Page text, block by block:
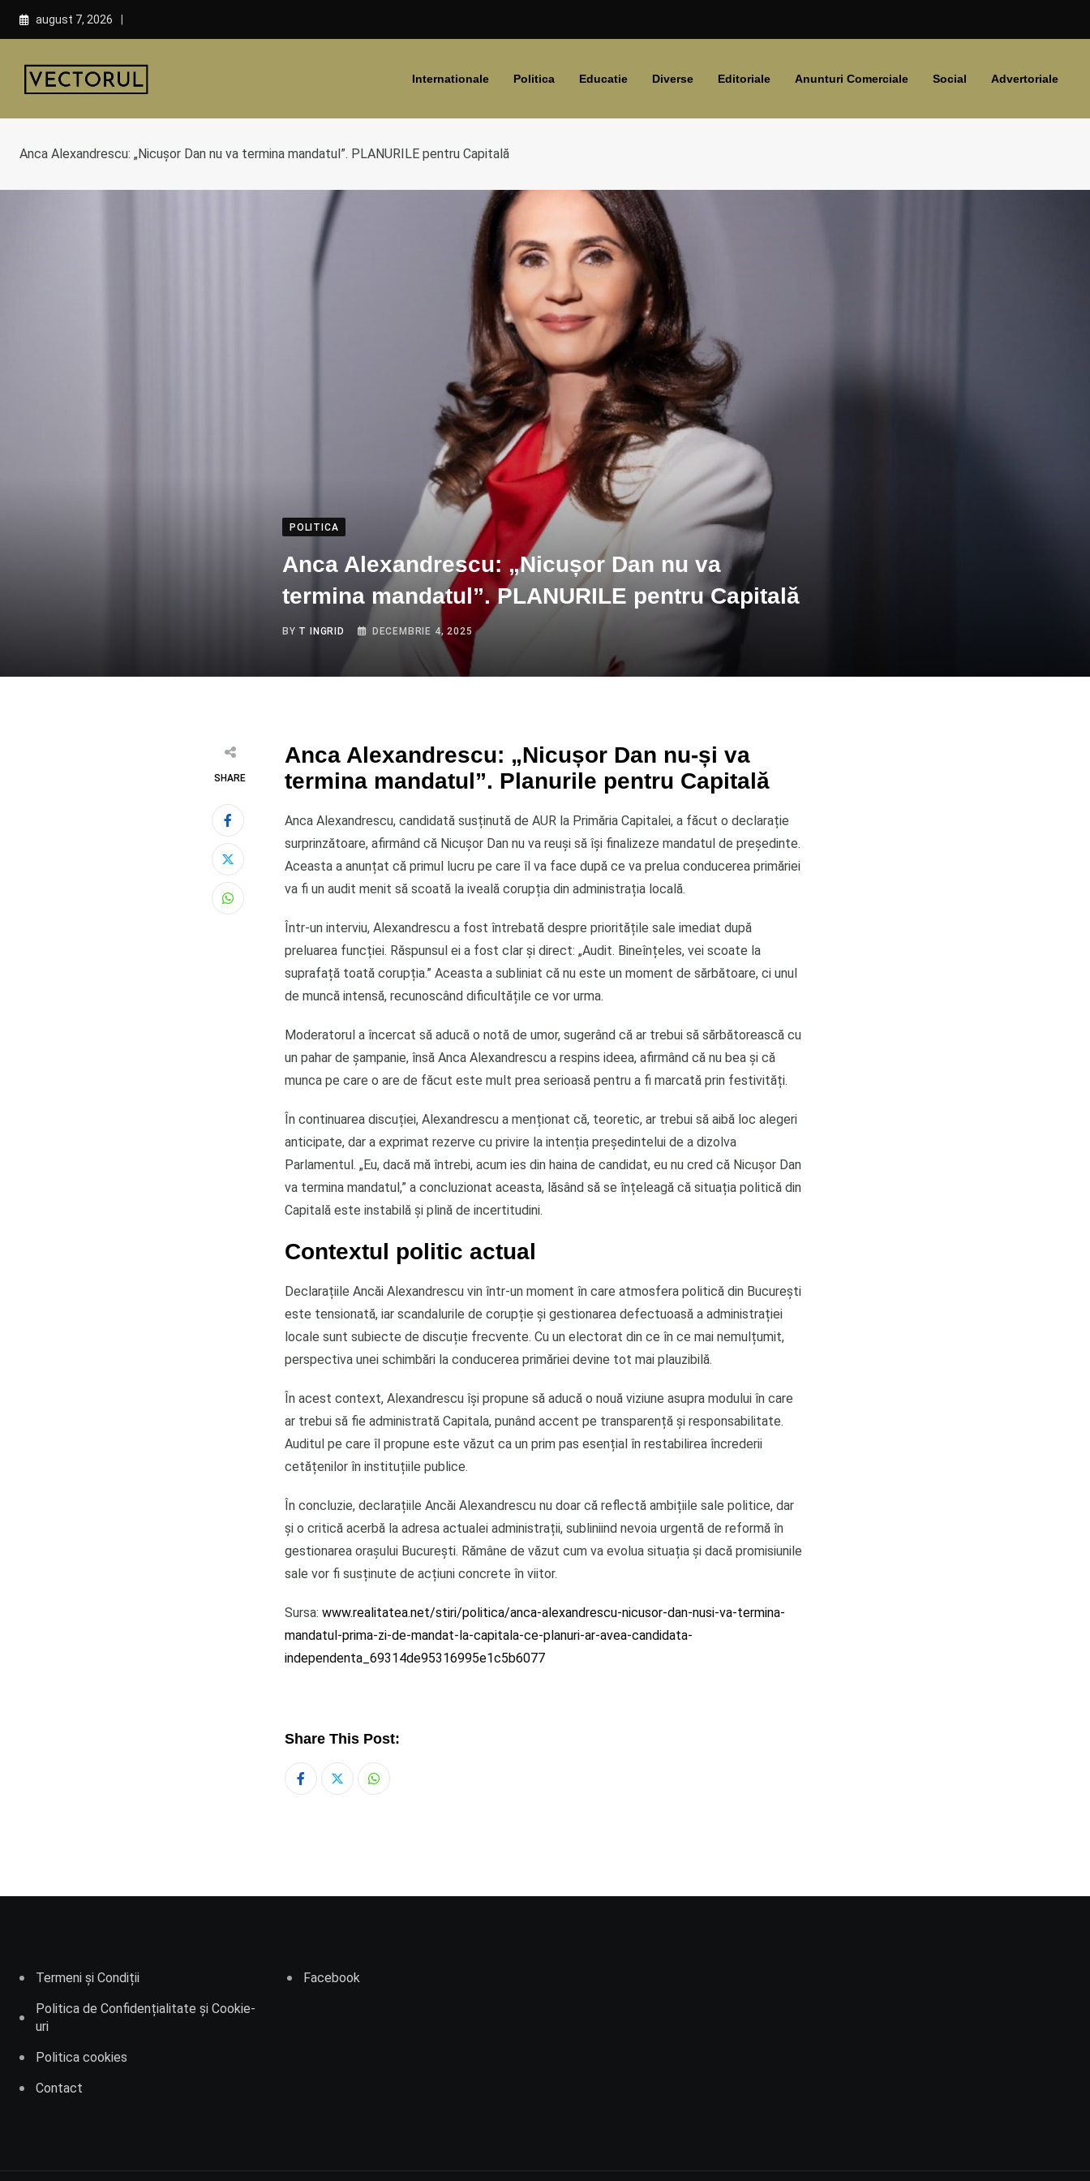
Skip
august 7, 2026
Internationale Politica Educatie Diverse Editoriale Anunturi Comerciale Social Advertoriale
Anca Alexandrescu: „Nicușor Dan nu va termina mandatul”. PLANURILE pentru Capitală
POLITICA
Anca Alexandrescu: „Nicușor Dan nu va
termina mandatul”. PLANURILE pentru Capitală
BY T INGRID DECEMBRIE 4, 2025
SHARE
Whatsapp
Anca Alexandrescu: „Nicușor Dan nu-și va
termina mandatul”. Planurile pentru Capitală
Anca Alexandrescu, candidată susținută de AUR la Primăria Capitalei, a făcut o declarație
surprinzătoare, afirmând că Nicușor Dan nu va reuși să își finalizeze mandatul de președinte.
Aceasta a anunțat că primul lucru pe care îl va face după ce va prelua conducerea primăriei
va fi un audit menit să scoată la iveală corupția din administrația locală.
Într-un interviu, Alexandrescu a fost întrebată despre prioritățile sale imediat după
preluarea funcției. Răspunsul ei a fost clar și direct: „Audit. Bineînțeles, vei scoate la
suprafață toată corupția.” Aceasta a subliniat că nu este un moment de sărbătoare, ci unul
de muncă intensă, recunoscând dificultățile ce vor urma.
Moderatorul a încercat să aducă o notă de umor, sugerând că ar trebui să sărbătorească cu
un pahar de șampanie, însă Anca Alexandrescu a respins ideea, afirmând că nu bea și că
munca pe care o are de făcut este mult prea serioasă pentru a fi marcată prin festivități.
În continuarea discuției, Alexandrescu a menționat că, teoretic, ar trebui să aibă loc alegeri
anticipate, dar a exprimat rezerve cu privire la intenția președintelui de a dizolva
Parlamentul. „Eu, dacă mă întrebi, acum ies din haina de candidat, eu nu cred că Nicușor Dan
va termina mandatul,” a concluzionat aceasta, lăsând să se înțeleagă că situația politică din
Capitală este instabilă și plină de incertitudini.
Contextul politic actual
Declarațiile Ancăi Alexandrescu vin într-un moment în care atmosfera politică din București
este tensionată, iar scandalurile de corupție și gestionarea defectuoasă a administrației
locale sunt subiecte de discuție frecvente. Cu un electorat din ce în ce mai nemulțumit,
perspectiva unei schimbări la conducerea primăriei devine tot mai plauzibilă.
În acest context, Alexandrescu își propune să aducă o nouă viziune asupra modului în care
ar trebui să fie administrată Capitala, punând accent pe transparență și responsabilitate.
Auditul pe care îl propune este văzut ca un prim pas esențial în restabilirea încrederii
cetățenilor în instituțiile publice.
În concluzie, declarațiile Ancăi Alexandrescu nu doar că reflectă ambițiile sale politice, dar
și o critică acerbă la adresa actualei administrații, subliniind nevoia urgentă de reformă în
gestionarea orașului București. Rămâne de văzut cum va evolua situația și dacă promisiunile
sale vor fi susținute de acțiuni concrete în viitor.
Sursa: www.realitatea.net/stiri/politica/anca-alexandrescu-nicusor-dan-nusi-va-termina-
mandatul-prima-zi-de-mandat-la-capitala-ce-planuri-ar-avea-candidata-
independenta_69314de95316995e1c5b6077
Share This Post:
Whatsapp
Termeni și Condiții
Politica de Confidențialitate și Cookie-
uri
Politica cookies
Contact
Facebook